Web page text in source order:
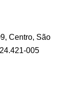
Centro, São
005